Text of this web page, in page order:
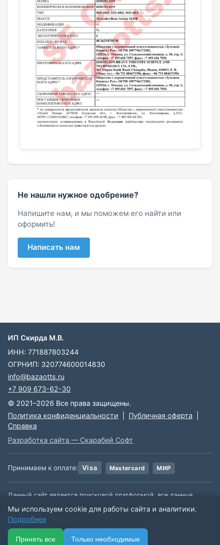
Не нашли нужное одобрение?
Напишите нам, и мы поможем его найти или
оформить!
Написать нам
ИП Скирда М.В.
ИНН: 771887803244
ОГРНИП: 320774600014830
info@bazaotts.ru
+7 909 673-62-30
© 2021–2026 Все права защищены.
Политика конфиденциальности
Публичная оферта
Справка
Разработка сайта — Скарабей Софт
Принимаем к оплате: Visa Mastercard МИР
Данный сайт является поисковой платформой, все данные,
размещенные на сайте, взяты из открытых источников. Мы не
несем ответственности за содержимое данной информации.
🏠 📋 📅
Мы используем cookie для работы сайта и аналитики.
Подробнее
Принять все Только необходимые